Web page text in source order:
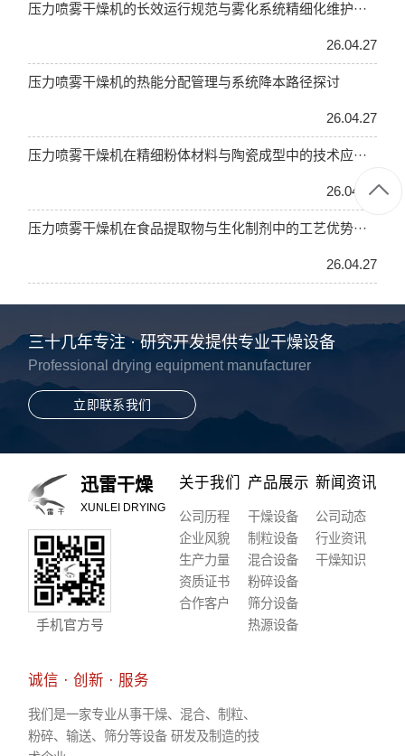
压力喷雾干燥机的长效运行规范与雾化系统精细化维护···
26.04.27
压力喷雾干燥机的热能分配管理与系统降本路径探讨
26.04.27
压力喷雾干燥机在精细粉体材料与陶瓷成型中的技术应···
26.04.27
压力喷雾干燥机在食品提取物与生化制剂中的工艺优势···
26.04.27
三十几年专注 · 研究开发提供专业干燥设备
Professional drying equipment manufacturer
立即联系我们
迅雷干燥
XUNLEI DRYING
手机官方号
关于我们
公司历程
企业风貌
生产力量
资质证书
合作客户
产品展示
干燥设备
制粒设备
混合设备
粉碎设备
筛分设备
热源设备
新闻资讯
公司动态
行业资讯
干燥知识
诚信 · 创新 · 服务
我们是一家专业从事干燥、混合、制粒、
粉碎、输送、筛分等设备 研发及制造的技